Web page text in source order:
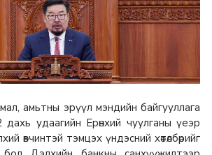
эрүүл мэндийн байгууллага
удаагийн Ерөнхий чуулганы үеэр
өвчинтэй тэмцэх үндэсний хөтөлбөрийг